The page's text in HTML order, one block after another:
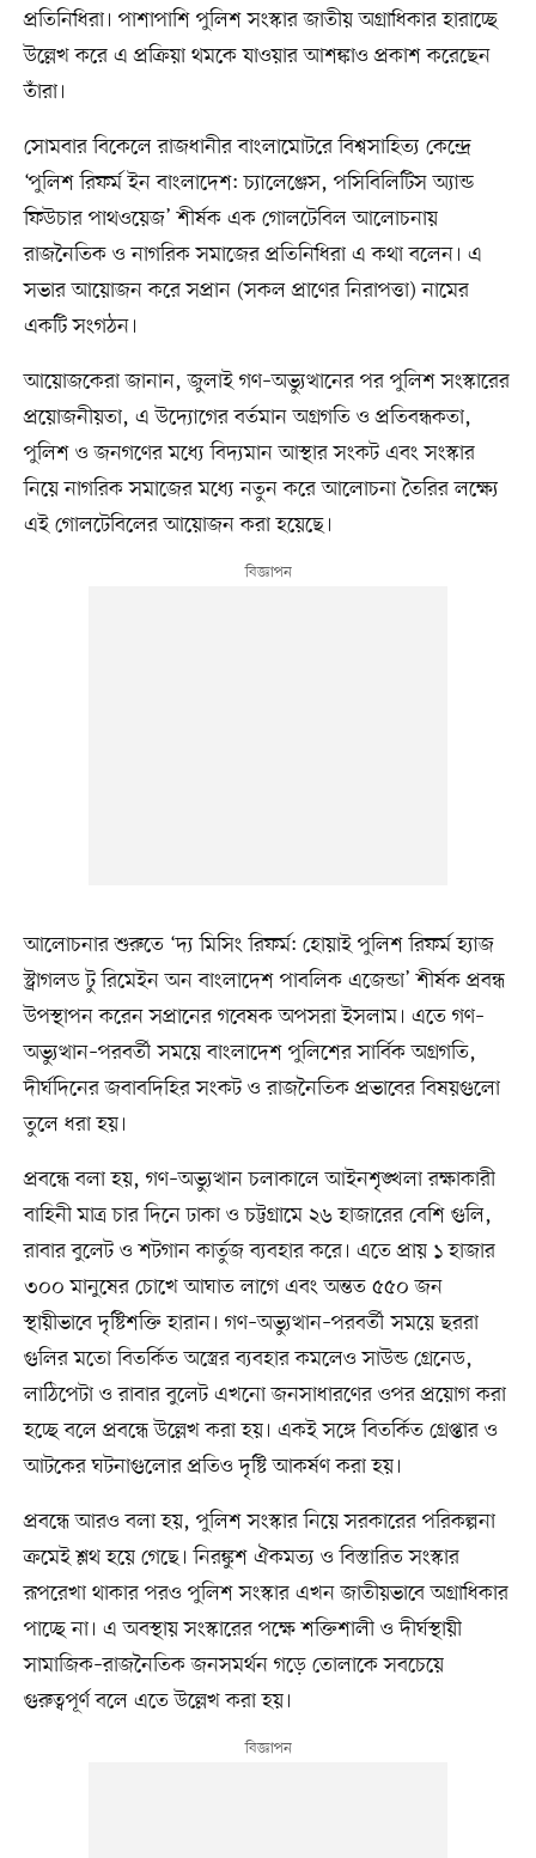
প্রতিনিধিরা। পাশাপাশি পুলিশ সংস্কার জাতীয় অগ্রাধিকার হারাচ্ছে
উল্লেখ করে এ প্রক্রিয়া থমকে যাওয়ার আশঙ্কাও প্রকাশ করেছেন
তাঁরা।
সোমবার বিকেলে রাজধানীর বাংলামোটরে বিশ্বসাহিত্য কেন্দ্রে
‘পুলিশ রিফর্ম ইন বাংলাদেশ: চ্যালেঞ্জেস, পসিবিলিটিস অ্যান্ড
ফিউচার পাথওয়েজ’ শীর্ষক এক গোলটেবিল আলোচনায়
রাজনৈতিক ও নাগরিক সমাজের প্রতিনিধিরা এ কথা বলেন। এ
সভার আয়োজন করে সপ্রান (সকল প্রাণের নিরাপত্তা) নামের
একটি সংগঠন।
আয়োজকেরা জানান, জুলাই গণ–অভ্যুত্থানের পর পুলিশ সংস্কারের
প্রয়োজনীয়তা, এ উদ্যোগের বর্তমান অগ্রগতি ও প্রতিবন্ধকতা,
পুলিশ ও জনগণের মধ্যে বিদ্যমান আস্থার সংকট এবং সংস্কার
নিয়ে নাগরিক সমাজের মধ্যে নতুন করে আলোচনা তৈরির লক্ষ্যে
এই গোলটেবিলের আয়োজন করা হয়েছে।
আলোচনার শুরুতে ‘দ্য মিসিং রিফর্ম: হোয়াই পুলিশ রিফর্ম হ্যাজ
স্ট্রাগলড টু রিমেইন অন বাংলাদেশ পাবলিক এজেন্ডা’ শীর্ষক প্রবন্ধ
উপস্থাপন করেন সপ্রানের গবেষক অপসরা ইসলাম। এতে গণ–
অভ্যুত্থান–পরবর্তী সময়ে বাংলাদেশ পুলিশের সার্বিক অগ্রগতি,
দীর্ঘদিনের জবাবদিহির সংকট ও রাজনৈতিক প্রভাবের বিষয়গুলো
তুলে ধরা হয়।
প্রবন্ধে বলা হয়, গণ–অভ্যুত্থান চলাকালে আইনশৃঙ্খলা রক্ষাকারী
বাহিনী মাত্র চার দিনে ঢাকা ও চট্টগ্রামে ২৬ হাজারের বেশি গুলি,
রাবার বুলেট ও শটগান কার্তুজ ব্যবহার করে। এতে প্রায় ১ হাজার
৩০০ মানুষের চোখে আঘাত লাগে এবং অন্তত ৫৫০ জন
স্থায়ীভাবে দৃষ্টিশক্তি হারান। গণ–অভ্যুত্থান–পরবর্তী সময়ে ছররা
গুলির মতো বিতর্কিত অস্ত্রের ব্যবহার কমলেও সাউন্ড গ্রেনেড,
লাঠিপেটা ও রাবার বুলেট এখনো জনসাধারণের ওপর প্রয়োগ করা
হচ্ছে বলে প্রবন্ধে উল্লেখ করা হয়। একই সঙ্গে বিতর্কিত গ্রেপ্তার ও
আটকের ঘটনাগুলোর প্রতিও দৃষ্টি আকর্ষণ করা হয়।
প্রবন্ধে আরও বলা হয়, পুলিশ সংস্কার নিয়ে সরকারের পরিকল্পনা
ক্রমেই শ্লথ হয়ে গেছে। নিরঙ্কুশ ঐকমত্য ও বিস্তারিত সংস্কার
রূপরেখা থাকার পরও পুলিশ সংস্কার এখন জাতীয়ভাবে অগ্রাধিকার
পাচ্ছে না। এ অবস্থায় সংস্কারের পক্ষে শক্তিশালী ও দীর্ঘস্থায়ী
সামাজিক–রাজনৈতিক জনসমর্থন গড়ে তোলাকে সবচেয়ে
গুরুত্বপূর্ণ বলে এতে উল্লেখ করা হয়।